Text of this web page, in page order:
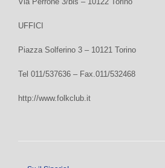
UFFICI
Piazza Solferino 3 – 10121 Torino
Tel 011/537636 – Fax.011/532468
http://www.folkclub.it